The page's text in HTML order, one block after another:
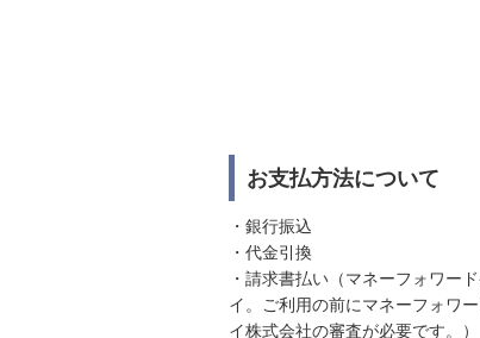
お支払方法について
・銀行振込
・代金引換
・請求書払い（マネーフォワー
イ。ご利用の前にマネーフォワ
イ株式会社の審査が必要です。）